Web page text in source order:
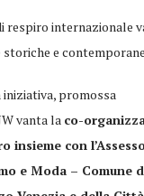
respiro internazionale
e
promossa
vanta la co-
insieme con
e Moda – Comune